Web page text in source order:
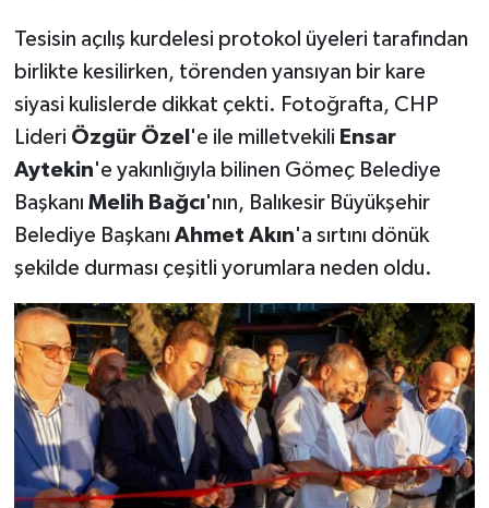
Tesisin açılış kurdelesi protokol üyeleri tarafından
birlikte kesilirken, törenden yansıyan bir kare
siyasi kulislerde dikkat çekti. Fotoğrafta, CHP
Lideri Özgür Özel 'e ile milletvekili Ensar
Aytekin'e yakınlığıyla bilinen Gömeç Belediye
Başkanı Melih Bağcı'nın, Balıkesir Büyükşehir
Belediye Başkanı Ahmet Akın'a sırtını dönük
şekilde durması çeşitli yorumlara neden oldu.